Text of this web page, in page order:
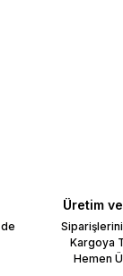
Üretim
Kargoya
Hemen